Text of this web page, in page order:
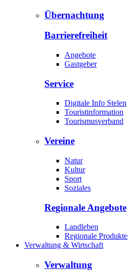
Übernachtung
Barrierefreiheit
Angebote
Gastgeber
Service
Digitale Info Stelen
Touristinformation
Tourismusverband
Vereine
Natur
Kultur
Sport
Soziales
Regionale Angebote
Landleben
Regionale Produkte
Verwaltung & Wirtschaft
Verwaltung